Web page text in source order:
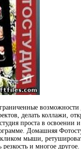
возможности
делать коллажи,
проста в освоении
Домашняя
мыши,
и многое